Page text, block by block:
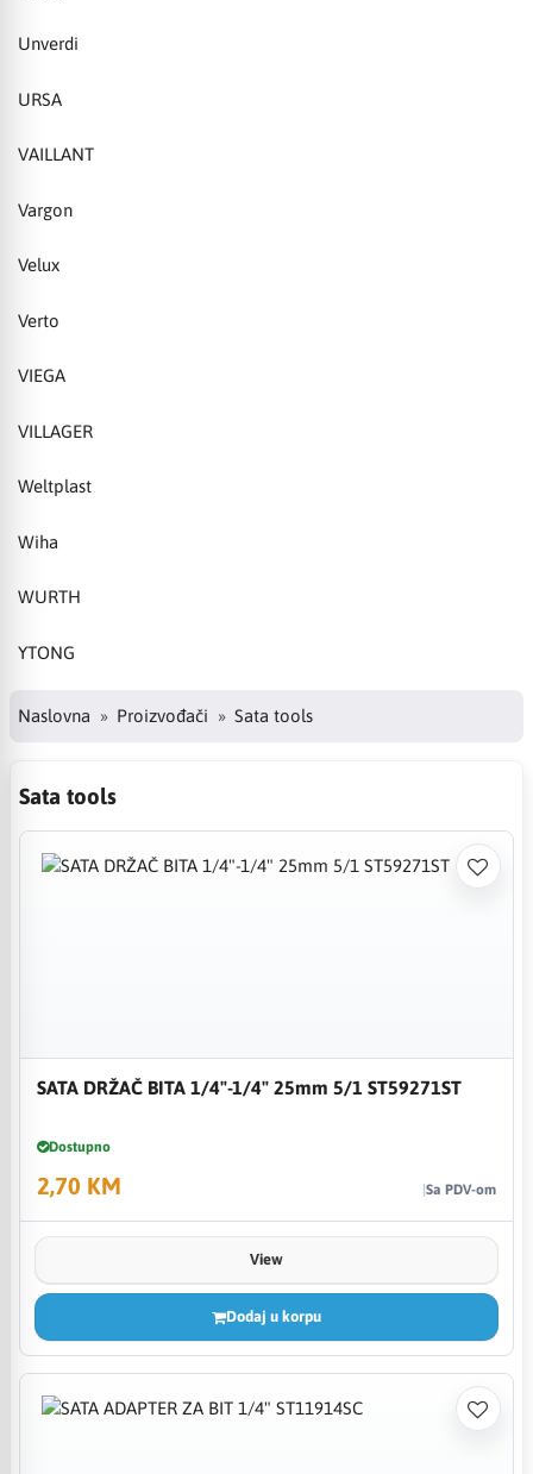
Unverdi
URSA
VAILLANT
Vargon
Velux
Verto
VIEGA
VILLAGER
Weltplast
Wiha
WURTH
YTONG
Naslovna Proizvođači Sata tools
Sata tools
SATA DRŽAČ BITA 1/4"-1/4" 25mm 5/1 ST59271ST
Dostupno
2,70 KM Sa PDV-om
View
Dodaj u korpu